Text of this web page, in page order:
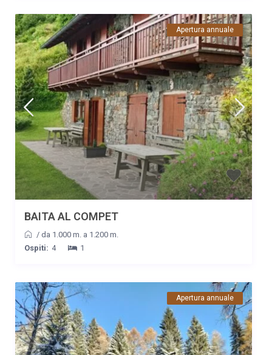
Apertura annuale
BAITA AL COMPET
/ da 1.000 m. a 1.200 m.
Ospiti: 4 1
Apertura annuale